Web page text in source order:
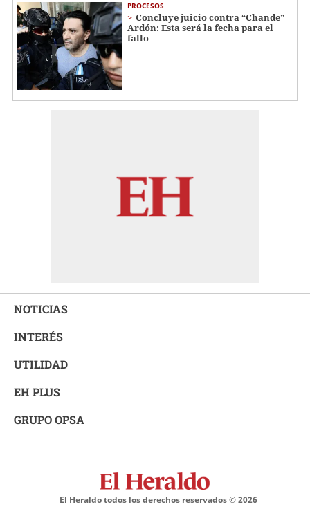
PROCESOS
Concluye juicio contra “Chande”
Ardón: Esta será la fecha para el
fallo
NOTICIAS
INTERÉS
UTILIDAD
EH PLUS
GRUPO OPSA
El Heraldo todos los derechos reservados ©2026